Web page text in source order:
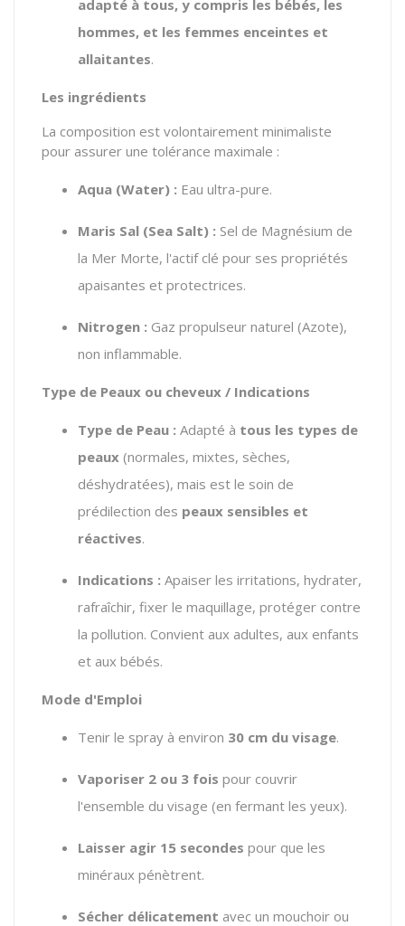
adapté à tous, y compris les bébés, les
hommes, et les femmes enceintes et
allaitantes.
Les ingrédients
La composition est volontairement minimaliste
pour assurer une tolérance maximale :
Aqua (Water) : Eau ultra-pure.
Maris Sal (Sea Salt) : Sel de Magnésium de
la Mer Morte, l'actif clé pour ses propriétés
apaisantes et protectrices.
Nitrogen : Gaz propulseur naturel (Azote),
non inflammable.
Type de Peaux ou cheveux / Indications
Type de Peau : Adapté à tous les types de
peaux (normales, mixtes, sèches,
déshydratées), mais est le soin de
prédilection des peaux sensibles et
réactives.
Indications : Apaiser les irritations, hydrater,
rafraîchir, fixer le maquillage, protéger contre
la pollution. Convient aux adultes, aux enfants
et aux bébés.
Mode d'Emploi
Tenir le spray à environ 30 cm du visage.
Vaporiser 2 ou 3 fois pour couvrir
l'ensemble du visage (en fermant les yeux).
Laisser agir 15 secondes pour que les
minéraux pénètrent.
Sécher délicatement avec un mouchoir ou